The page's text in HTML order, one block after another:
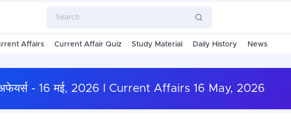
Affairs Current Affair Quiz Study Material Daily History News
- 16 मई, 2026 I Current Affairs 16 May, 2026